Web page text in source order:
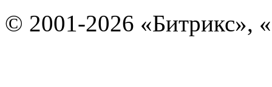
© 2001-2026 «Битрикс»,